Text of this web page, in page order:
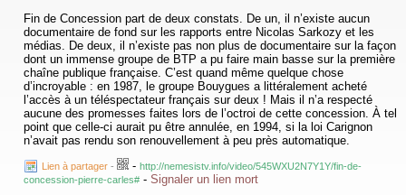
selon leurs prétentions, a préséance sur tous les autres droits, ils
légitiment les réformes qui assoient le pouvoir des possédants. Ces
réformes ont été adoptées en rafales à travers le monde depuis le
début des années 80 et ont toujours cours, malgré la crise économique
mondiale qui démontre la faillite du système néolibéral. En Occident,
elles ont amené les États à abandonner des pans entiers de leur
économie nationale. De l'indépendance des banques centrales dirigées
par des non-élus qui fixent pourtant la politique monétaire des États, à
la privatisation rampante des systèmes publics de santé, d'éducation,
de transport, d'énergie et de ressources naturelles, etc., tout a été fait
pour retirer des mains des citoyens le contrôle sur leur destinée
économique. Mais dans les pays en développement, la situation est
bien pire. Maillons essentiels du réseau néolibéral, le FMI et la Banque
Fin de Concession part de deux constats. De un, il n’existe aucun
documentaire de fond sur les rapports entre Nicolas Sarkozy et les
médias. De deux, il n’existe pas non plus de documentaire sur la façon
dont un immense groupe de BTP a pu faire main basse sur la première
chaîne publique française. C’est quand même quelque chose
d’incroyable : en 1987, le groupe Bouygues a littéralement acheté
l’accès à un téléspectateur français sur deux ! Mais il n’a respecté
aucune des promesses faites lors de l’octroi de cette concession. À tel
point que celle-ci aurait pu être annulée, en 1994, si la loi Carignon
n’avait pas rendu son renouvellement à peu près automatique.
Lien à partager - - http://nemesistv.info/video/545WXU2N7Y1Y/fin-de-
concession-pierre-carles# - Signaler un lien mort